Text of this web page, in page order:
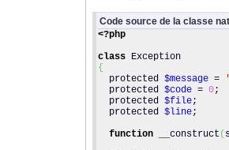
Code source de la classe
<?php
class Exception
{
  protected
$message =
  protected
$code = 0
  protected
$file
  protected
$line
function __construct (